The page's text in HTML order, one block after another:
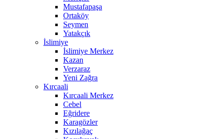
Mustafapaşa
Ortaköy
Seymen
Yatakçık
İslimiye
İslimiye Merkez
Kazan
Verzaraz
Yeni Zağra
Kırcaali
Kırcaali Merkez
Cebel
Eğridere
Karagözler
Kızılağaç